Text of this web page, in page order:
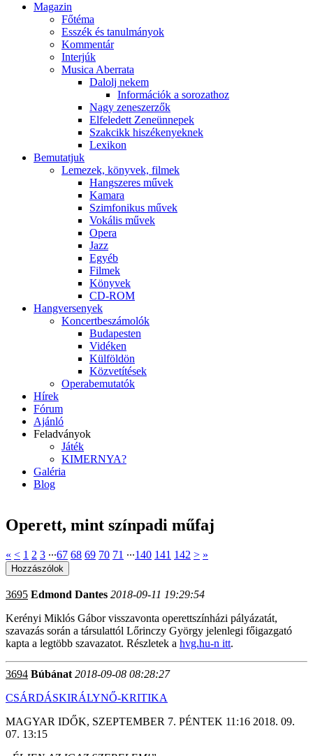
Magazin
Főtéma
Esszék és tanulmányok
Kommentár
Interjúk
Musica Aberrata
Dalolj nekem
Információk a sorozathoz
Nagy zeneszerzők
Elfeledett Zeneünnepek
Szakcikk hiszékenyeknek
Lexikon
Bemutatjuk
Lemezek, könyvek, filmek
Hangszeres művek
Kamara
Szimfonikus művek
Vokális művek
Opera
Jazz
Egyéb
Filmek
Könyvek
CD-ROM
Hangversenyek
Koncertbeszámolók
Budapesten
Vidéken
Külföldön
Közvetítések
Operabemutatók
Hírek
Fórum
Ajánló
Feladványok
Játék
KIMERNYA?
Galéria
Blog
Operett, mint színpadi műfaj
« < 1 2 3 ∙∙∙67 68 69 70 71 ∙∙∙140 141 142 > »
3695 Edmond Dantes 2018-09-11 19:29:54
Kerényi Miklós Gábor visszavonta operettszínházi pályázatát,
szavazás során a társulattól Lőrinczy György jelenlegi főigazgató
kapta a legtöbb szavazatot. Részletek a hvg.hu-n itt.
3694 Búbánat 2018-09-08 08:28:27
CSÁRDÁSKIRÁLYNŐ-KRITIKA
MAGYAR IDŐK, SZEPTEMBER 7. PÉNTEK 11:16 2018. 09.
07. 13:15